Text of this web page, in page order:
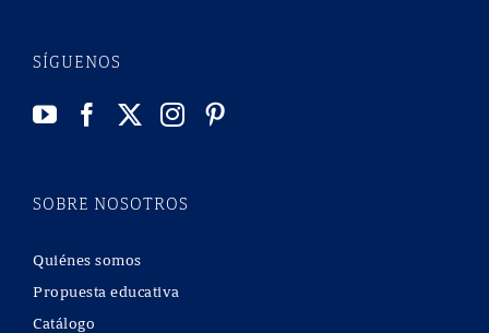
SÍGUENOS
SOBRE NOSOTROS
Quiénes somos
Propuesta educativa
Catálogo